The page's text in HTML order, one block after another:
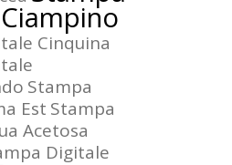
Cinquina
Stampa
Est Stampa
Acetosa
Digitale